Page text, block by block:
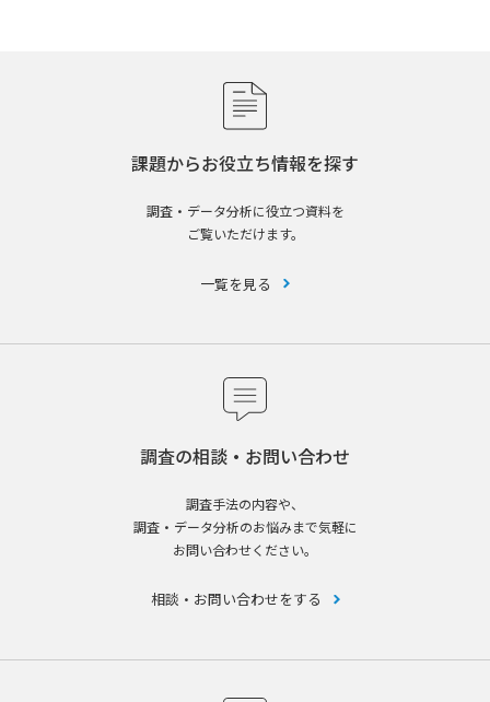
課題からお役立ち情報を探す
調査・データ分析に役立つ資料を
ご覧いただけます。
一覧を見る
調査の相談・お問い合わせ
調査手法の内容や、
調査・データ分析のお悩みまで気軽に
お問い合わせください。
相談・お問い合わせをする